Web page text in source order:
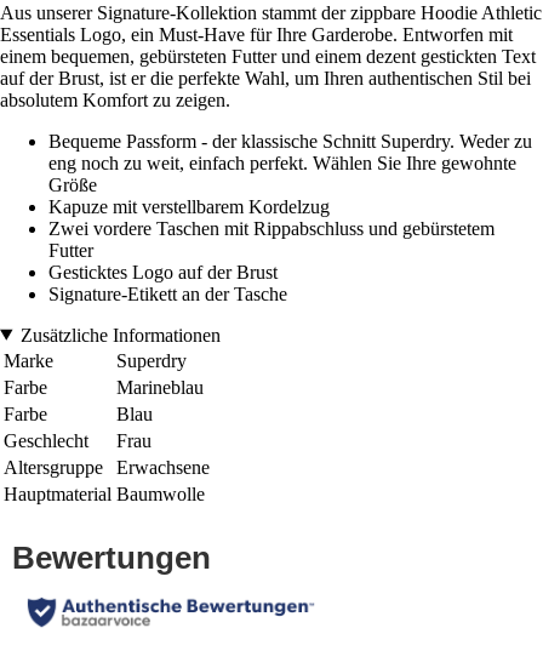
Aus unserer Signature-Kollektion stammt der zippbare Hoodie Athletic
Essentials Logo, ein Must-Have für Ihre Garderobe. Entworfen mit
einem bequemen, gebürsteten Futter und einem dezent gestickten Text
auf der Brust, ist er die perfekte Wahl, um Ihren authentischen Stil bei
absolutem Komfort zu zeigen.
Bequeme Passform - der klassische Schnitt Superdry. Weder zu
eng noch zu weit, einfach perfekt. Wählen Sie Ihre gewohnte
Größe
Kapuze mit verstellbarem Kordelzug
Zwei vordere Taschen mit Rippabschluss und gebürstetem
Futter
Gesticktes Logo auf der Brust
Signature-Etikett an der Tasche
Zusätzliche Informationen
Marke
Superdry
Farbe
Marineblau
Farbe
Blau
Geschlecht
Frau
Altersgruppe
Erwachsene
Hauptmaterial Baumwolle